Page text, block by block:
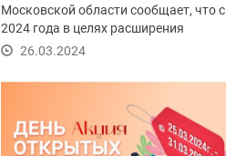
Московской области сообщает, что с
2024 года в целях расширения
возможностей...
26.03.2024